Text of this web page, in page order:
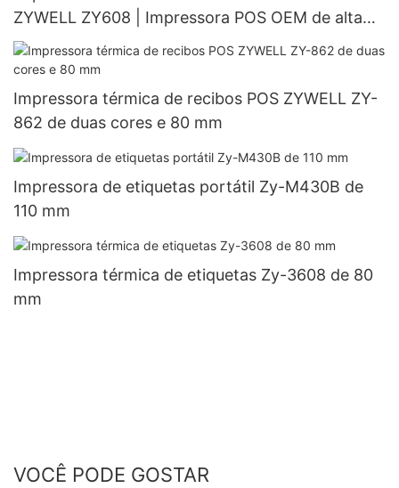
ZYWELL ZY608 | Impressora POS OEM de alta
velocidade
Impressora térmica de recibos POS ZYWELL ZY-
862 de duas cores e 80 mm
Impressora de etiquetas portátil Zy-M430B de
110 mm
Impressora térmica de etiquetas Zy-3608 de 80
mm
VOCÊ PODE GOSTAR